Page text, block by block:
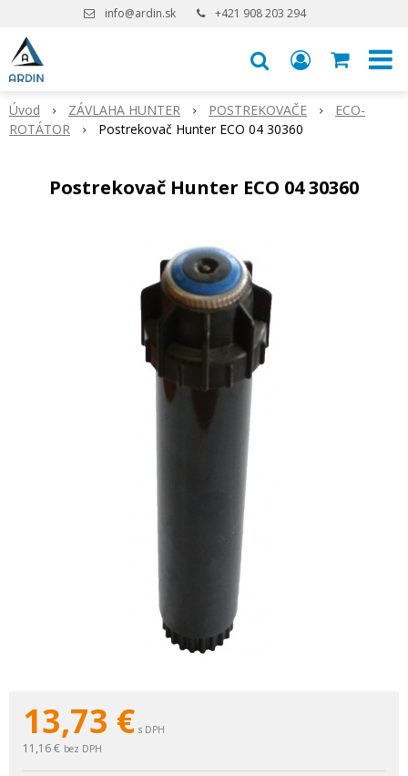
info@ardin.sk +421 908 203 294
Úvod ZÁVLAHA HUNTER POSTREKOVAČE
ECO-
ROTÁTOR
Postrekovač Hunter ECO 04 30360
Postrekovač Hunter ECO 04 30360
13,73 € s DPH
11,16 € bez DPH